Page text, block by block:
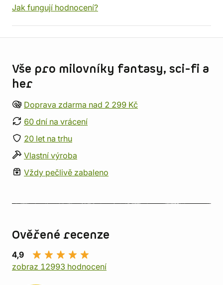
Jak fungují hodnocení?
Vše pro milovníky fantasy, sci-fi a
her
Doprava zdarma nad 2 299 Kč
60 dní na vrácení
20 let na trhu
Vlastní výroba
Vždy pečlivě zabaleno
Ověřené recenze
4,9
zobraz 12993 hodnocení